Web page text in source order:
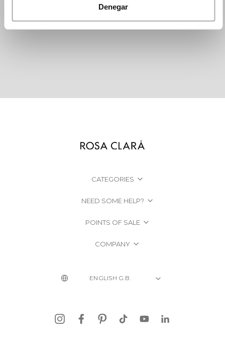
Denegar
CATEGORIES
NEED SOME HELP?
POINTS OF SALE
COMPANY